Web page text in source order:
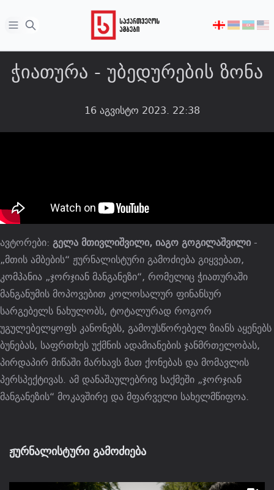
Open sidebar
აირჩიეთ
ჭიათურა - უბედურების ზონა
16 აგვისტო 2023. 22:38
ავტორები: გელა მთივლიშვილი, იაგო გოგილაშვილი-
„მთის ამბების“ ჟურნალისტური გამოძიება გიყვებათ,
კომპანია „ჯორჯიან მანგანეზი“, რომელიც ჭიათურაში
მანგანუმის მოპოვებით კოლოსალურ ფინანსურ
სარგებელს ნახულობს, ტოტალურად როგორ
უგულებელყოფს კანონებს, გამოუსწორებელ ზიანს აყენებს
ბუნებას, საფრთხეს უქმნის ადამიანების ჯანმრთელობას,
პირდაპირ მიწაში მარხავს მათ ქონებას და მომავლის
პერსპექტივას. ამ დანაშაულებრივ საქმეში „ჯორჯიან
მანგანეზის“ მოკავშირე და მფარველი სახელმწიფოა.
ჟურნალისტური გამოძიება